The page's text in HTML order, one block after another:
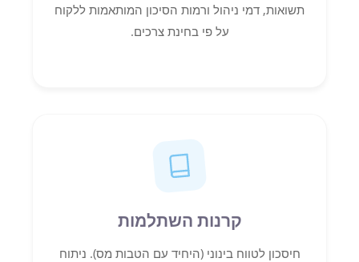
תשואות, דמי ניהול ורמות הסיכון המותאמות ללקוח
על פי בחינת צרכים.
קרנות השתלמות
חיסכון לטווח בינוני (היחיד עם הטבות מס). ניתוח